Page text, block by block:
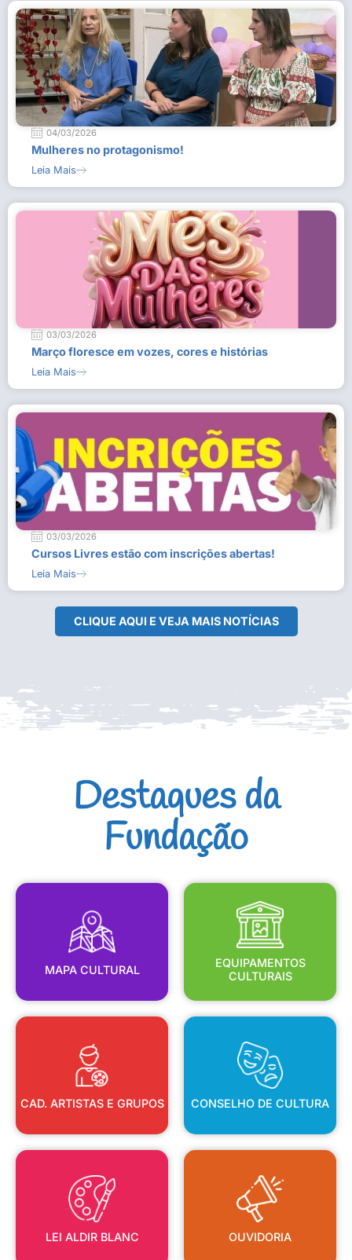
04/03/2026
Mulheres no protagonismo!
Leia Mais
03/03/2026
Março floresce em vozes, cores e histórias
Leia Mais
03/03/2026
Cursos Livres estão com inscrições abertas!
Leia Mais
CLIQUE AQUI E VEJA MAIS NOTÍCIAS
Destaques da
Fundação
MAPA CULTURAL
MAPA CULTURAL
EQUIPAMENTOS
CULTURAIS
EQUIPAMENTOS
CULTURAIS
CAD. ARTISTAS E GRUPOS
CAD. ARTISTAS E GRUPOS
CONSELHO DE CULTURA
CONSELHO DE CULTURA
LEI ALDIR BLANC
LEI ALDIR BLANC
OUVIDORIA
OUVIDORIA